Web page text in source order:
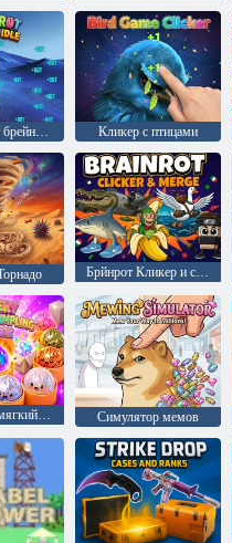
Итальянский брейнрот: бесконечный кликер Кликер с птицами
Брйнрот Кликер и слияние
Загадочный мягкий пельмень в закрытой коробке Симулятор мемов